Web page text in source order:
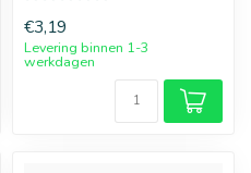
€3,19
Levering binnen 1-3
werkdagen